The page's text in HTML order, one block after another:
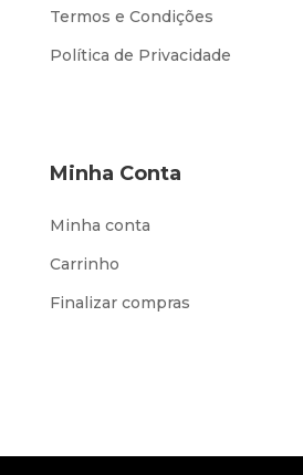
Termos e Condições
Política de Privacidade
Minha Conta
Minha conta
Carrinho
Finalizar compras